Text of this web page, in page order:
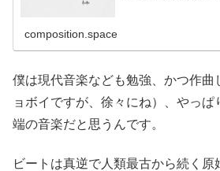
composition.space
僕は現代音楽なども勉強、かつ作曲
ョボイですが、徐々にね）、やっ
端の音楽だと思うんです。
ビートは真逆で人類最古から続く原